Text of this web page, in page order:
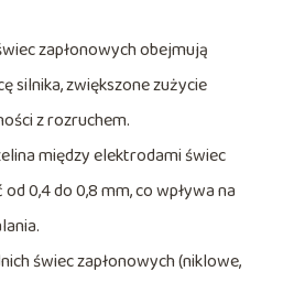
zapłonowych obejmują
silnika, zwiększone zużycie
z rozruchem.
między elektrodami świec
0,4 do 0,8 mm, co wpływa na
świec zapłonowych (niklowe,